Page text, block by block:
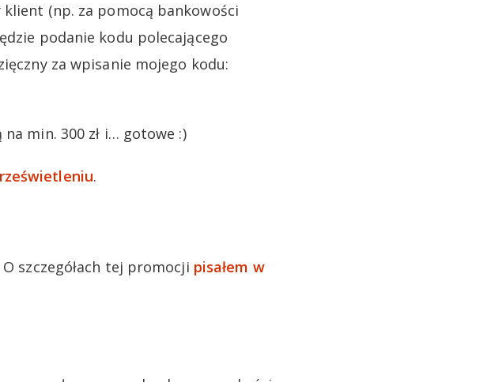
(np. za pomocą bankowości
podanie kodu polecającego
za wpisanie mojego kodu:
min. 300 zł i… gotowe :)
.
szczegółach tej promocji pisałem w